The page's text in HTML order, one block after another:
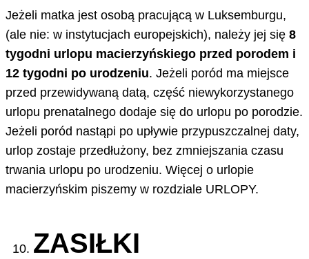
Jeżeli matka jest osobą pracującą w Luksemburgu,
(ale nie: w instytucjach europejskich), należy jej się 8
tygodni urlopu macierzyńskiego przed porodem i
12 tygodni po urodzeniu. Jeżeli poród ma miejsce
przed przewidywaną datą, część niewykorzystanego
urlopu prenatalnego dodaje się do urlopu po porodzie.
Jeżeli poród nastąpi po upływie przypuszczalnej daty,
urlop zostaje przedłużony, bez zmniejszania czasu
trwania urlopu po urodzeniu. Więcej o urlopie
macierzyńskim piszemy w rozdziale URLOPY.
ZASIŁKI